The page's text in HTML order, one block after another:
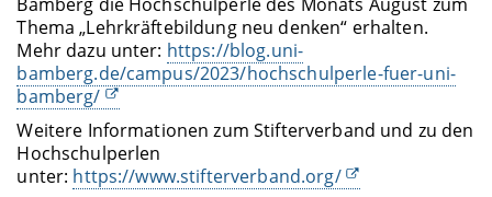
Thema „Lehrkräftebildung neu denken“ erhalten.
Mehr dazu unter: https://blog.uni-
bamberg.de/campus/2023/hochschulperle-fuer-uni-
bamberg/
Weitere Informationen zum Stifterverband und zu den
Hochschulperlen
unter: https://www.stifterverband.org/